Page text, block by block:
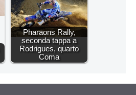
Pharaons Rally,
seconda tappa a
Rodrigues, quarto
Coma